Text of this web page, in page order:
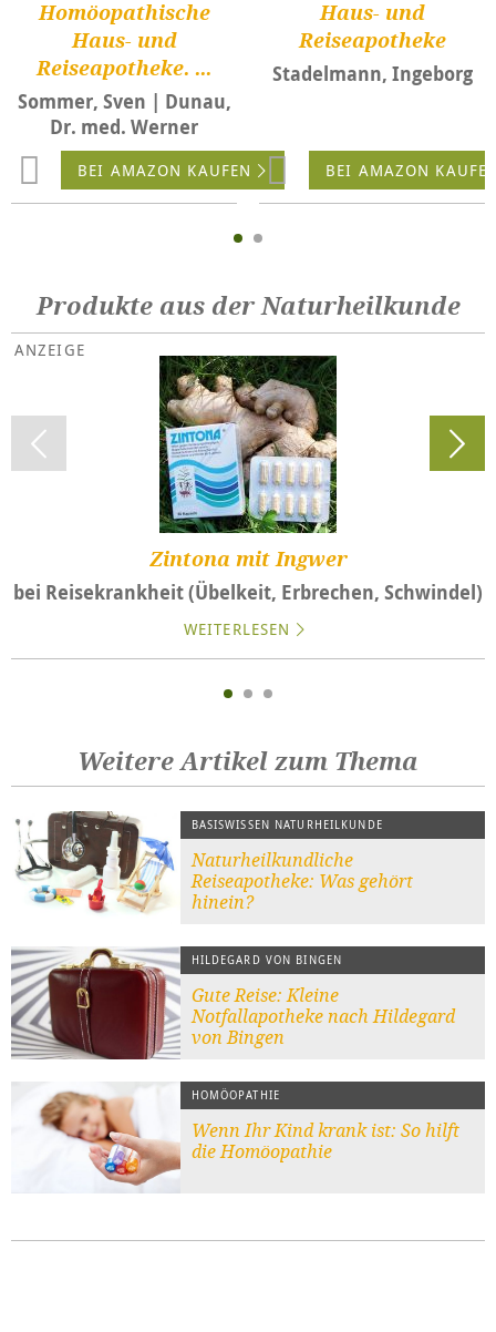
Homöopathische
Haus- und
Reiseapotheke. ...
Sommer, Sven | Dunau,
Dr. med. Werner
BEI AMAZON KAUFEN
Haus- und
Reiseapotheke
Stadelmann, Ingeborg
BEI AMAZON
Produkte aus der Naturheilkunde
Zintona mit Ingwer
bei Reisekrankheit (Übelkeit, Erbrechen, Schwindel)
WEITERLESEN
Weitere Artikel zum Thema
BASISWISSEN NATURHEILKUNDE
Naturheilkundliche
Reiseapotheke: Was gehört
hinein?
HILDEGARD VON BINGEN
Gute Reise: Kleine
Notfallapotheke nach Hildegard
von Bingen
HOMÖOPATHIE
Wenn Ihr Kind krank ist: So hilft
die Homöopathie